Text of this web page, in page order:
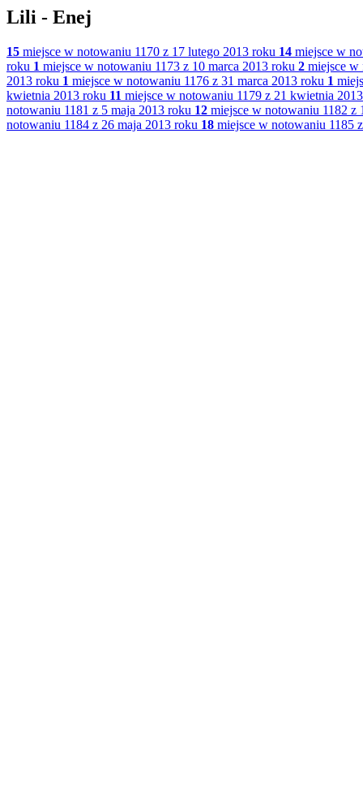
Lili - Enej
15 miejsce w notowaniu 1170 z 17 lutego 2013 roku 14 miejsce w
roku 1 miejsce w notowaniu 1173 z 10 marca 2013 roku 2 miejsce w
2013 roku 1 miejsce w notowaniu 1176 z 31 marca 2013 roku 1
kwietnia 2013 roku 11 miejsce w notowaniu 1179 z 21 kwietnia
notowaniu 1181 z 5 maja 2013 roku 12 miejsce w notowaniu 1182 z
notowaniu 1184 z 26 maja 2013 roku 18 miejsce w notowaniu 1185